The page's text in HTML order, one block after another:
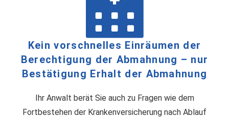
Kein vorschnelles Einräumen der
Berechtigung der Abmahnung – nur
Bestätigung Erhalt der Abmahnung
Ihr Anwalt berät Sie auch zu Fragen wie dem
Fortbestehen der Krankenversicherung nach Ablauf